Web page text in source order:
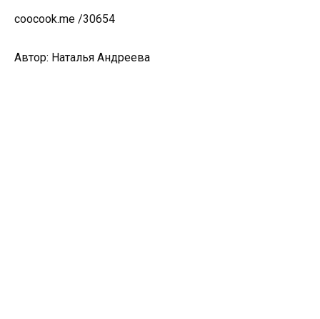
coocook.me /30654
Автор: Наталья Андреева